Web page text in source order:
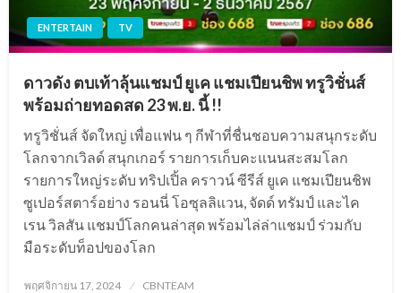
ENTERTAIN TV
ดาวดัง ตบเท้าลุ้นแชมป์ ยูเค แชมเปียนชิพ ทรูวิชั่นส์
พร้อมถ่ายทอดสด 23 พ.ย. นี้ !!
ทรูวิชั่นส์ จัดใหญ่ เพื่อแฟน ๆ กีฬาที่ชื่นชอบความสนุกระดับ
โลกจากเวิลด์ สนุกเกอร์ รายการเก็บคะแนนสะสมโลก
รายการใหญ่ระดับ ทริปเปิ้ล คราวน์ ซีรีส์ ยูเค แชมเปียนชิพ
ซูเปอร์สตาร์อย่าง รอนนี่ โอซุลลิแวน, จัดด์ ทรัมป์ และไค
เรน วิลสัน แชมป์โลกคนล่าสุด พร้อมไล่ล่าแชมป์ ร่วมกับ
มือระดับท็อปของโลก
Posted
พฤศจิกายน 17, 2024 CBNTEAM